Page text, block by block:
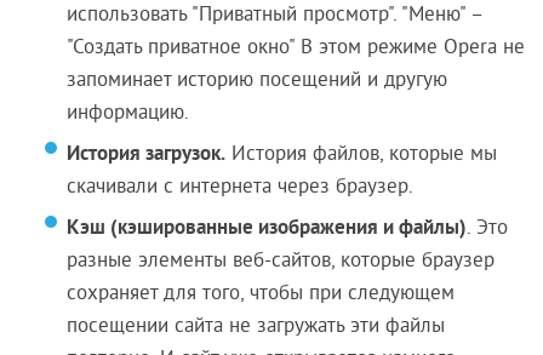
использовать "Приватный просмотр". "Меню" –
"Создать приватное окно" В этом режиме Opera не
запоминает историю посещений и другую
информацию.
История загрузок. История файлов, которые мы
скачивали с интернета через браузер.
Кэш (кэшированные изображения и файлы). Это
разные элементы веб-сайтов, которые браузер
сохраняет для того, чтобы при следующем
посещении сайта не загружать эти файлы